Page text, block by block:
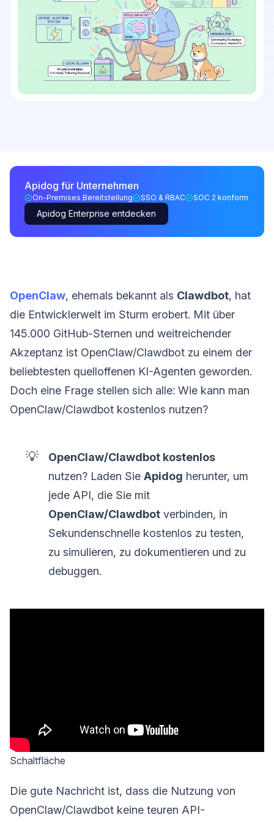
Apidog für Unternehmen
On-Premises Bereitstellung SSO & RBAC SOC 2 konform
Apidog Enterprise entdecken
OpenClaw, ehemals bekannt als Clawdbot, hat
die Entwicklerwelt im Sturm erobert. Mit über
145.000 GitHub-Sternen und weitreichender
Akzeptanz ist OpenClaw/Clawdbot zu einem der
beliebtesten quelloffenen KI-Agenten geworden.
Doch eine Frage stellen sich alle: Wie kann man
OpenClaw/Clawdbot kostenlos nutzen?
💡
OpenClaw/Clawdbot kostenlos
nutzen? Laden SieApidog herunter, um
jede API, die Sie mit
OpenClaw/Clawdbot verbinden, in
Sekundenschnelle kostenlos zu testen,
zu simulieren, zu dokumentieren und zu
debuggen.
Schaltfläche
Die gute Nachricht ist, dass die Nutzung von
OpenClaw/Clawdbot keine teuren API-